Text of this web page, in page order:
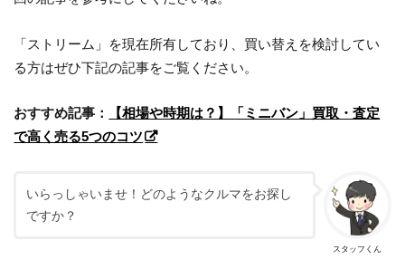
「ストリーム」を現在所有しており、買い替えを検討してい
る方はぜひ下記の記事をご覧ください。
おすすめ記事：
【相場や時期は？】「ミニバン」買取・査定
で高く売る5つのコツ
スタッフくん
いらっしゃいませ！どのようなクルマをお探し
ですか？